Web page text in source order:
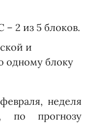
2 из 5 блоков.
и
одному блоку
неделя
по прогнозу